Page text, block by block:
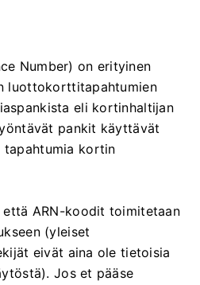
Number) on erityinen
luottokorttitapahtumien
eli kortinhaltijan
pankit käyttävät
tapahtumia kortin
että ARN-koodit toimitetaan
(yleiset
eivät aina ole tietoisia
Jos et pääse